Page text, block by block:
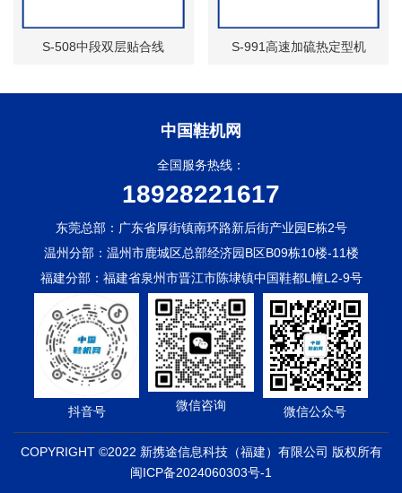
S-508中段双层贴合线 S-991高速加硫热定型机
中国鞋机网
全国服务热线：
18928221617
东莞总部：广东省厚街镇南环路新后街产业园E栋2号
温州分部：温州市鹿城区总部经济园B区B09栋10楼-11楼
福建分部：福建省泉州市晋江市陈埭镇中国鞋都L幢L2-9号
微信公众号
微信咨询
抖音号
COPYRIGHT ©2022 新携途信息科技（福建）有限公司 版权所有
闽ICP备2024060303号-1